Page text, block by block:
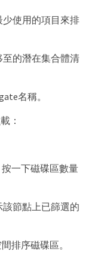
使用的項目來排
的潛在集合體清
名稱。
：
一下磁碟區數量
該節點上已篩選的
排序磁碟區。